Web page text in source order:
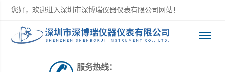
您好，欢迎进入深圳市深博瑞仪器仪表有限公司网站！
服务热线：